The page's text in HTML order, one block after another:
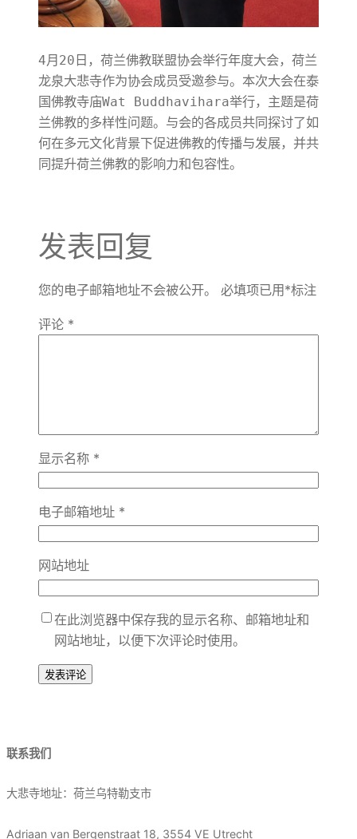
4月20日，荷兰佛教联盟协会举行年度大会，荷兰
龙泉大悲寺作为协会成员受邀参与。本次大会在泰
国佛教寺庙Wat Buddhavihara举行，主题是荷
兰佛教的多样性问题。与会的各成员共同探讨了如
何在多元文化背景下促进佛教的传播与发展，并共
同提升荷兰佛教的影响力和包容性。
发表回复
您的电子邮箱地址不会被公开。 必填项已用*标注
评论 *
显示名称 *
电子邮箱地址 *
网站地址
在此浏览器中保存我的显示名称、邮箱地址和
网站地址，以便下次评论时使用。
联系我们
大悲寺地址：荷兰乌特勒支市
Adriaan van Bergenstraat 18, 3554 VE Utrecht